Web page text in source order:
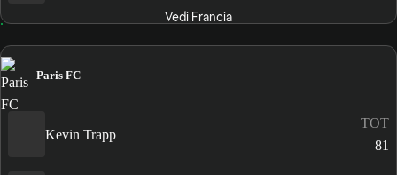
Vedi Francia
Paris FC
Kevin Trapp
TOT
81